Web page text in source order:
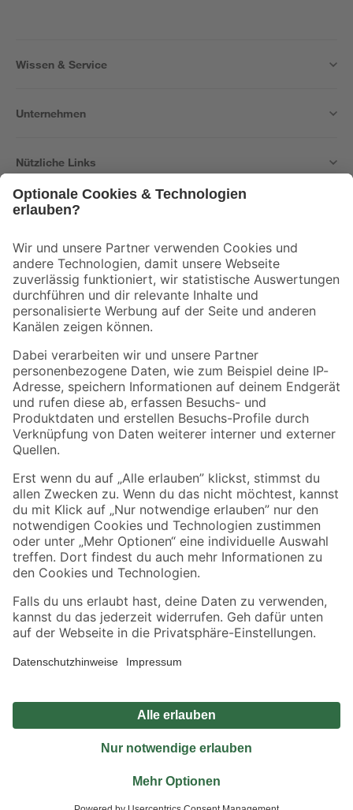
Wissen & Service
Unternehmen
Nützliche Links
Der toom Newsletter: Keine Angebote und Aktionen mehr verpassen!
Zur Newsletter Anmeldung
Folge uns
Zahlungsarten Versandarten
Sicher einkaufen
Jetzt die toom-App herunterladen
Alle Preisangaben in EUR inkl. gesetzl. MwSt.. Die dargestellten Angebote sind unter
Umständen nicht in allen Märkten verfügbar. Die angegebenen Verfügbarkeiten beziehen
Produkte nur solange der Vorrat reicht.
*Paketversand ab 59 € versandkostenfrei, gilt nicht für Artikel mit Speditionsversand, hier
Privatsphäre Impressum
Nutzungsbedingungen
Widerrufsrecht
Vertrag widerrufen
© 2026 toom Baumarkt GmbH